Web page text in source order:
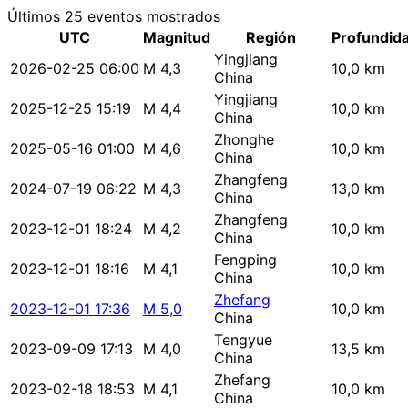
Últimos 25 eventos mostrados
UTC
Magnitud Región
2026-02-25 06:00 M 4,3
Yingjiang
China
10,0 km
2025-12-25 15:19 M 4,4
Yingjiang
China
10,0 km
2025-05-16 01:00 M 4,6
Zhonghe
China
10,0 km
2024-07-19 06:22 M 4,3
Zhangfeng
China
13,0 km
2023-12-01 18:24 M 4,2
Zhangfeng
China
10,0 km
2023-12-01 18:16 M 4,1
Fengping
China
10,0 km
2023-12-01 17:36 M 5,0
Zhefang
China
10,0 km
2023-09-09 17:13 M 4,0
Tengyue
China
13,5 km
2023-02-18 18:53 M 4,1
Zhefang
China
10,0 km